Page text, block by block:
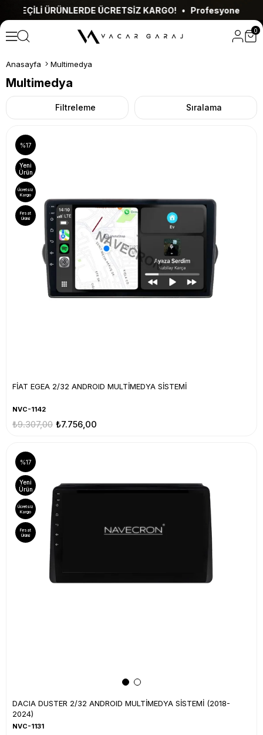
ÜCRETSİZ KARGO! • Profesyonel Montaj Hizmeti
0
Anasayfa Multimedya
Multimedya
Filtreleme Sıralama
FİAT EGEA 2/32 ANDROID MULTİMEDYA SİSTEMİ
NVC-1142
₺7.756,00
₺9.307,00
%17
Yeni
Ürün
Ücretsiz
Kargo
Fırsat
Ürünü
DACIA DUSTER 2/32 ANDROID MULTİMEDYA SİSTEMİ (2018-
2024)
NVC-1131
%17
Yeni
Ürün
Ücretsiz
Kargo
Fırsat
Ürünü